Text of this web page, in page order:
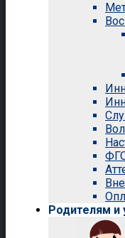
Родителям и